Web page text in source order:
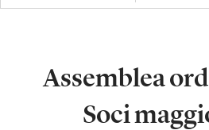
Assemblea
Soci